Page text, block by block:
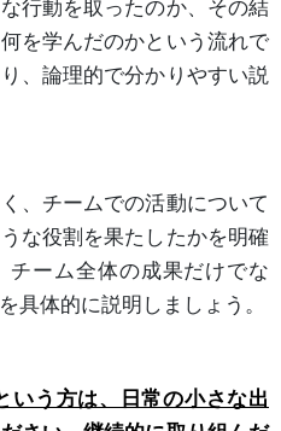
行動を取ったのか、その結
を学んだのかという流れで
、論理的で分かりやすい説
、チームでの活動について
な役割を果たしたかを明確
チーム全体の成果だけでな
具体的に説明しましょう。
いう方は、日常の小さな出